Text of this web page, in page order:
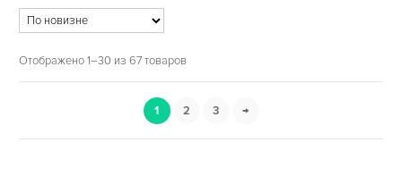
Отображено 1–30 из 67 товаров
1 2 3 →